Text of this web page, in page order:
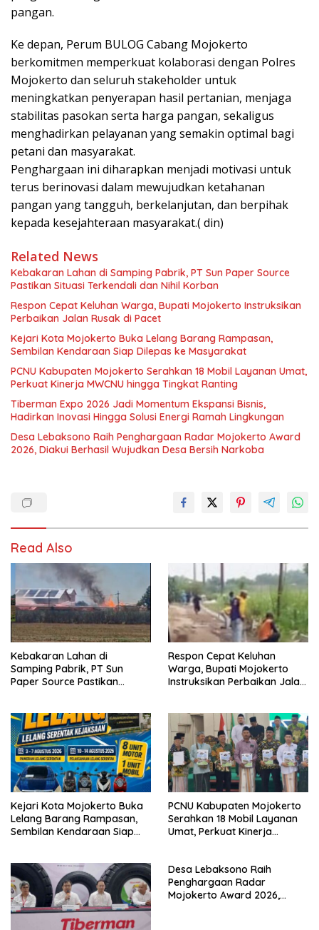
pangan.
Ke depan, Perum BULOG Cabang Mojokerto
berkomitmen memperkuat kolaborasi dengan Polres
Mojokerto dan seluruh stakeholder untuk
meningkatkan penyerapan hasil pertanian, menjaga
stabilitas pasokan serta harga pangan, sekaligus
menghadirkan pelayanan yang semakin optimal bagi
petani dan masyarakat.
Penghargaan ini diharapkan menjadi motivasi untuk
terus berinovasi dalam mewujudkan ketahanan
pangan yang tangguh, berkelanjutan, dan berpihak
kepada kesejahteraan masyarakat.( din)
Related News
Kebakaran Lahan di Samping Pabrik, PT Sun Paper Source
Pastikan Situasi Terkendali dan Nihil Korban
Respon Cepat Keluhan Warga, Bupati Mojokerto Instruksikan
Perbaikan Jalan Rusak di Pacet
Kejari Kota Mojokerto Buka Lelang Barang Rampasan,
Sembilan Kendaraan Siap Dilepas ke Masyarakat
PCNU Kabupaten Mojokerto Serahkan 18 Mobil Layanan Umat,
Perkuat Kinerja MWCNU hingga Tingkat Ranting
Tiberman Expo 2026 Jadi Momentum Ekspansi Bisnis,
Hadirkan Inovasi Hingga Solusi Energi Ramah Lingkungan
Desa Lebaksono Raih Penghargaan Radar Mojokerto Award
2026, Diakui Berhasil Wujudkan Desa Bersih Narkoba
Read Also
Kebakaran Lahan di
Samping Pabrik, PT Sun
Paper Source Pastikan
Respon Cepat Keluhan
Warga, Bupati Mojokerto
Instruksikan Perbaikan Jalan
Kejari Kota Mojokerto Buka
Lelang Barang Rampasan,
Sembilan Kendaraan Siap
PCNU Kabupaten Mojokerto
Serahkan 18 Mobil Layanan
Umat, Perkuat Kinerja
Desa Lebaksono Raih
Penghargaan Radar
Mojokerto Award 2026,